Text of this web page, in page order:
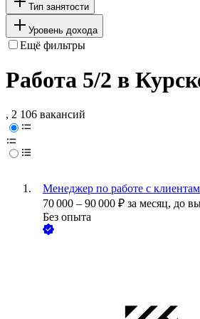
Тип занятости
Уровень дохода
Ещё фильтры
Работа 5/2 в
, 2 106 вакансий
Менеджер по работе с
70 000 – 90 000 ₽ за месяц, до
Без опыта